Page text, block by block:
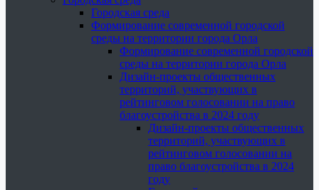
Городская среда
Формирование современной городской
среды на территории города Орла
Формирование современной городской
среды на территории города Орла
Дизайн-проекты общественных
территорий, участвующих в
рейтинговом голосовании на право
благоустройства в 2024 году
Дизайн-проекты общественных
территорий, участвующих в
рейтинговом голосовании на
право благоустройства в 2024
году